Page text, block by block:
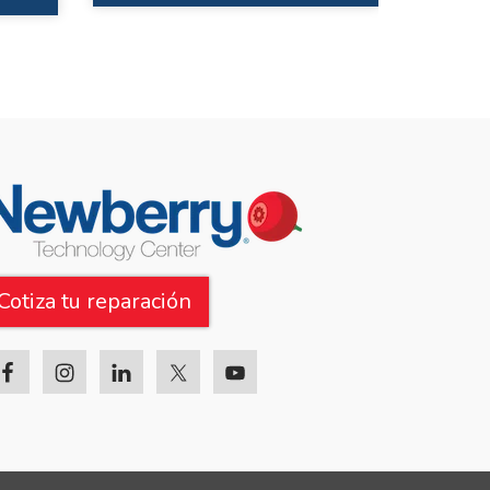
tu reparación